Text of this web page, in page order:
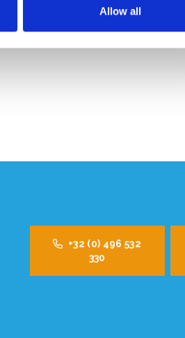
Allow all
+32 (0) 496 532
330